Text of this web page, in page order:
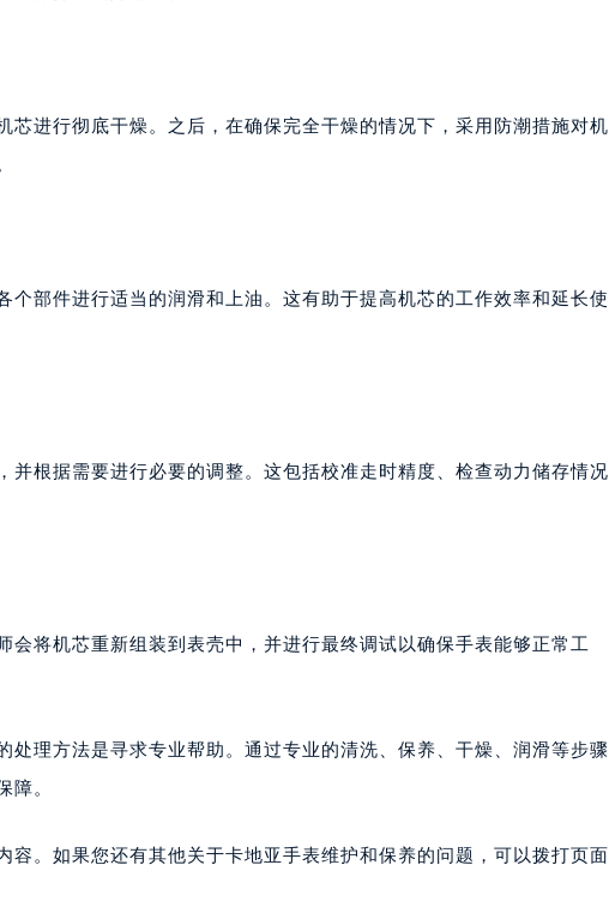
芯进行彻底干燥。之后，在确保完全干燥的情况下，采用防潮措施对机
部件进行适当的润滑和上油。这有助于提高机芯的工作效率和延长使
并根据需要进行必要的调整。这包括校准走时精度、检查动力储存情况
将机芯重新组装到表壳中，并进行最终调试以确保手表能够正常工
处理方法是寻求专业帮助。通过专业的清洗、保养、干燥、润滑等步骤
障。
容。如果您还有其他关于卡地亚手表维护和保养的问题，可以拨打页面